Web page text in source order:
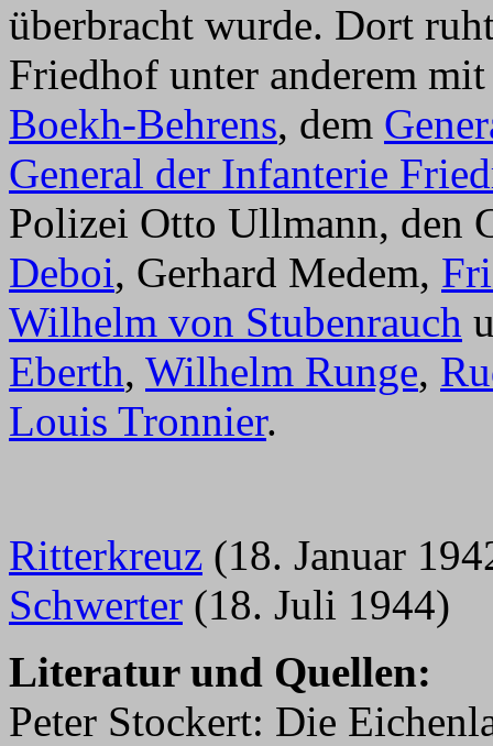
überbracht wurde. Dort
Friedhof unter anderem
Boekh-Behrens, dem
General der Infanterie
Polizei Otto Ullmann, den
Deboi, Gerhard Medem,
Wilhelm von Stubenrauch
Eberth, Wilhelm Runge,
Louis Tronnier.
Ritterkreuz (18. Januar
Schwerter (18. Juli 1944)
Literatur und Quellen:
Peter Stockert: Die